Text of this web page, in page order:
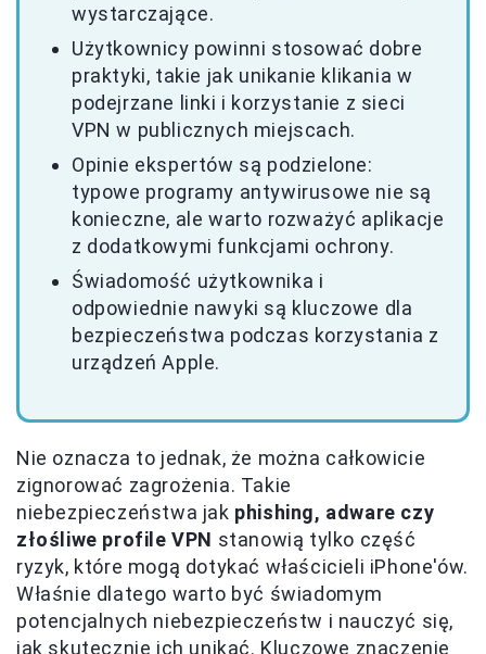
wystarczające.
Użytkownicy powinni stosować dobre
praktyki, takie jak unikanie klikania w
podejrzane linki i korzystanie z sieci
VPN w publicznych miejscach.
Opinie ekspertów są podzielone:
typowe programy antywirusowe nie są
konieczne, ale warto rozważyć aplikacje
z dodatkowymi funkcjami ochrony.
Świadomość użytkownika i
odpowiednie nawyki są kluczowe dla
bezpieczeństwa podczas korzystania z
urządzeń Apple.
Nie oznacza to jednak, że można całkowicie
zignorować zagrożenia. Takie
niebezpieczeństwa jak phishing, adware czy
złośliwe profile VPN stanowią tylko część
ryzyk, które mogą dotykać właścicieli iPhone'ów.
Właśnie dlatego warto być świadomym
potencjalnych niebezpieczeństw i nauczyć się,
jak skutecznie ich unikać. Kluczowe znaczenie